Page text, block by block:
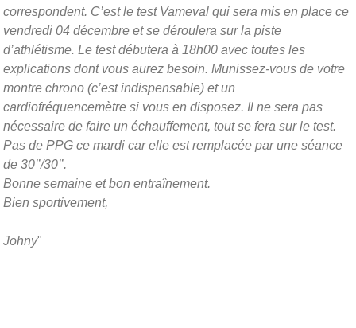
correspondent. C’est le test Vameval qui sera mis en place ce
vendredi 04 décembre et se déroulera sur la piste
d’athlétisme. Le test débutera à 18h00 avec toutes les
explications dont vous aurez besoin. Munissez-vous de votre
montre chrono (c’est indispensable) et un
cardiofréquencemètre si vous en disposez. Il ne sera pas
nécessaire de faire un échauffement, tout se fera sur le test.
Pas de PPG ce mardi car elle est remplacée par une séance
de 30’’/30’’.
Bonne semaine et bon entraînement.
Bien sportivement,
Johny"